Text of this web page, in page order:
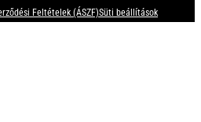
Feltételek (ÁSZF)Süti beállítások